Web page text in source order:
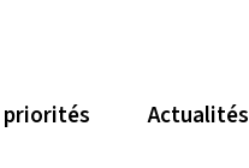
priorités Actualités